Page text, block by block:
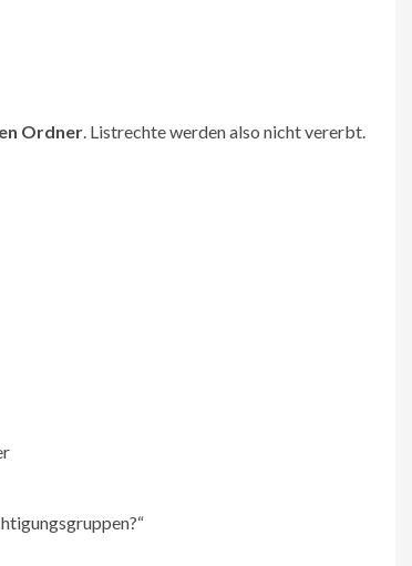
Ordner. Listrechte werden also nicht vererbt.